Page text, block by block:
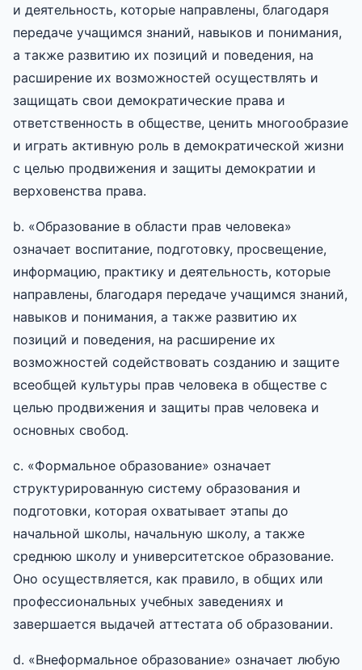
и деятельность, которые направлены, благодаря
передаче учащимся знаний, навыков и понимания,
а также развитию их позиций и поведения, на
расширение их возможностей осуществлять и
защищать свои демократические права и
ответственность в обществе, ценить многообразие
и играть активную роль в демократической жизни
с целью продвижения и защиты демократии и
верховенства права.
b. «Образование в области прав человека»
означает воспитание, подготовку, просвещение,
информацию, практику и деятельность, которые
направлены, благодаря передаче учащимся знаний,
навыков и понимания, а также развитию их
позиций и поведения, на расширение их
возможностей содействовать созданию и защите
всеобщей культуры прав человека в обществе с
целью продвижения и защиты прав человека и
основных свобод.
c. «Формальное образование» означает
структурированную систему образования и
подготовки, которая охватывает этапы до
начальной школы, начальную школу, а также
среднюю школу и университетское образование.
Оно осуществляется, как правило, в общих или
профессиональных учебных заведениях и
завершается выдачей аттестата об образовании.
d. «Внеформальное образование» означает любую